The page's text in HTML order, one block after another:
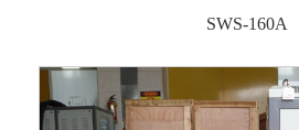
SWS-160A